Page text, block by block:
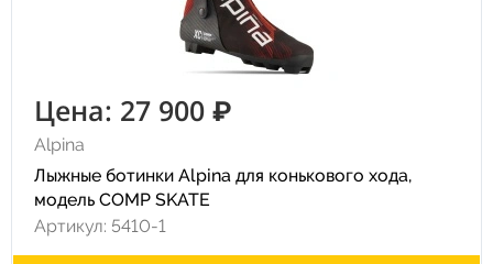
Цена: 27 900 ₽
Alpina
Лыжные ботинки Alpina для конькового хода,
модель COMP SKATE
Артикул: 5410-1